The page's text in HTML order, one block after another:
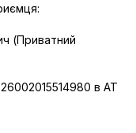
(Приватний
в АТ